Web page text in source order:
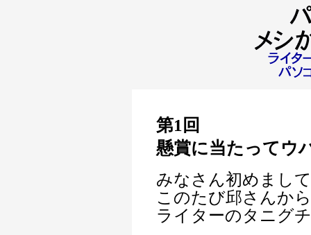
第1回
懸賞に当たってウ
みなさん初めまし
このたび邱さんか
ライターのタニグ